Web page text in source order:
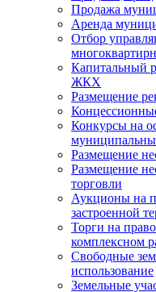
Продажа
Аренда
Отбор
Капитальный
ЖКХ
Размещение
Конкурсы на
Размещение
Размещение
торговли
Аукционы на
застроенной
Торги на
комплексном
Свободные
использование
Земельные